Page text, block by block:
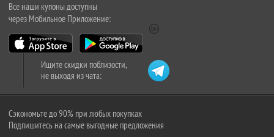
Все наши купоны доступны
через Мобильное Приложение:
Ищите скидки поблизости,
не выходя из чата:
Сэкономьте до 90% при любых покупках
Подпишитесь на самые выгодные предложения